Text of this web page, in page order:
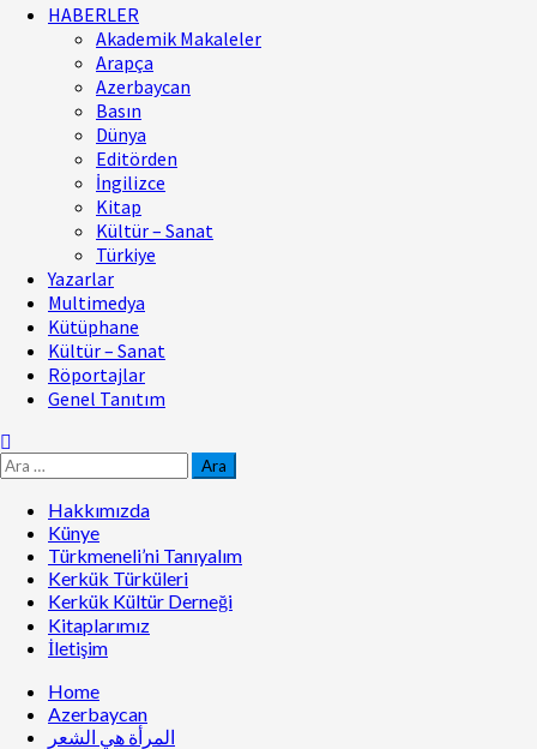
HABERLER
Akademik Makaleler
Arapça
Azerbaycan
Basın
Dünya
Editörden
İngilizce
Kitap
Kültür – Sanat
Türkiye
Yazarlar
Multimedya
Kütüphane
Kültür – Sanat
Röportajlar
Genel Tanıtım
Hakkımızda
Künye
Türkmeneli’ni Tanıyalım
Kerkük Türküleri
Kerkük Kültür Derneği
Kitaplarımız
İletişim
Home
Azerbaycan
المرأة هي الشعر